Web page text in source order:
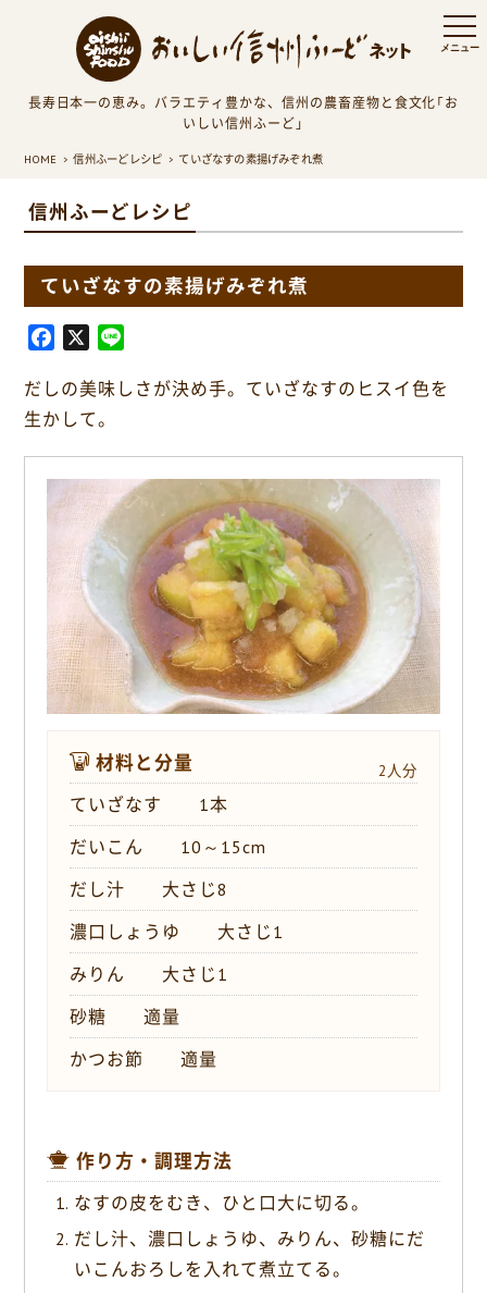
長寿日本一の恵み。バラエティ豊かな、信州の農畜産物と食文化「お
いしい信州ふーど」
HOME 信州ふーどレシピ ていざなすの素揚げみぞれ煮
信州ふーどレシピ
ていざなすの素揚げみぞれ煮
c
e
o
X
n
だしの美味しさが決め手。ていざなすのヒスイ色を
生かして。
材料と分量 2人分
ていざなす 1本
だいこん 10～15cm
だし汁 大さじ8
濃口しょうゆ 大さじ1
みりん 大さじ1
砂糖 適量
かつお節 適量
作り方・調理方法
なすの皮をむき、ひと口大に切る。
だし汁、濃口しょうゆ、みりん、砂糖にだ
いこんおろしを入れて煮立てる。